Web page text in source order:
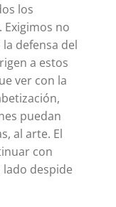
los
no
defensa del
a estos
ver con la
puedan
al arte. El
con
despide